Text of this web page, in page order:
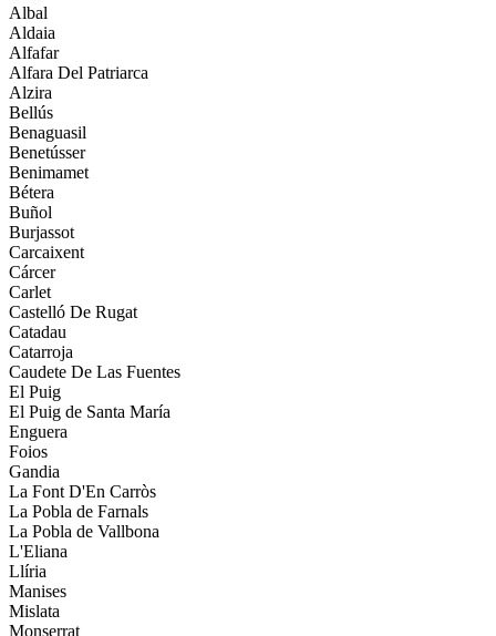
Albal
Aldaia
Alfafar
Alfara Del Patriarca
Alzira
Bellús
Benaguasil
Benetússer
Benimamet
Bétera
Buñol
Burjassot
Carcaixent
Cárcer
Carlet
Castelló De Rugat
Catadau
Catarroja
Caudete De Las Fuentes
El Puig
El Puig de Santa María
Enguera
Foios
Gandia
La Font D'En Carròs
La Pobla de Farnals
La Pobla de Vallbona
L'Eliana
Llíria
Manises
Mislata
Monserrat